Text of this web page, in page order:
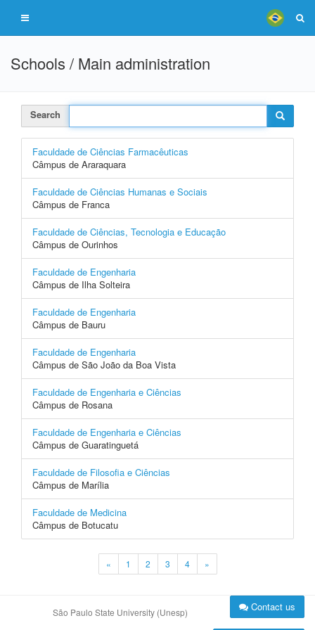
Schools / Main administration
Search
Faculdade de Ciências Farmacêuticas
Câmpus de Araraquara
Faculdade de Ciências Humanas e Sociais
Câmpus de Franca
Faculdade de Ciências, Tecnologia e Educação
Câmpus de Ourinhos
Faculdade de Engenharia
Câmpus de Ilha Solteira
Faculdade de Engenharia
Câmpus de Bauru
Faculdade de Engenharia
Câmpus de São João da Boa Vista
Faculdade de Engenharia e Ciências
Câmpus de Rosana
Faculdade de Engenharia e Ciências
Câmpus de Guaratinguetá
Faculdade de Filosofia e Ciências
Câmpus de Marília
Faculdade de Medicina
Câmpus de Botucatu
« 1 2 3 4 »
São Paulo State University (Unesp) Contact us